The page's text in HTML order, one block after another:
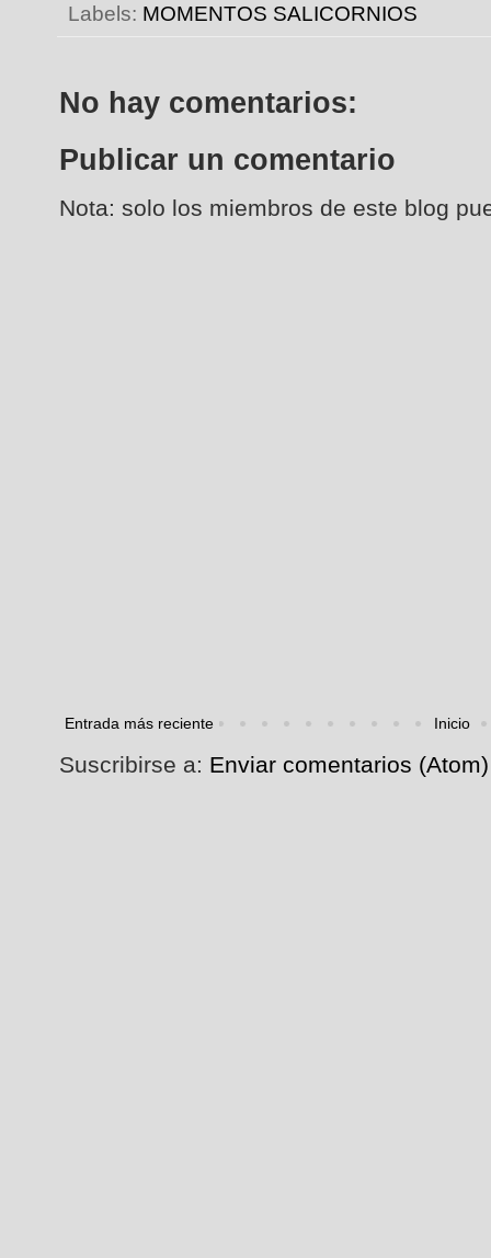
Labels: MOMENTOS SALICORNIOS
No hay comentarios:
Publicar un comentario
Nota: solo los miembros de este blog
Entrada más reciente Inicio
Suscribirse a: Enviar comentarios (Atom)